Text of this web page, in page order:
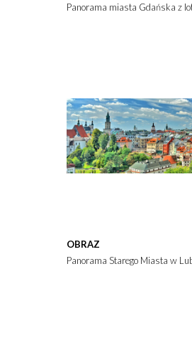
Panorama miasta Gdańska z
OBRAZ
Panorama Starego Miasta w